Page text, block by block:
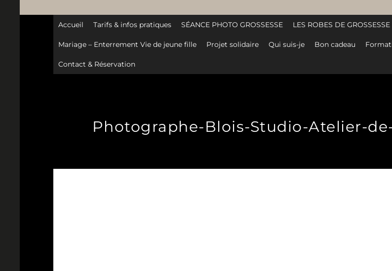
Accueil Tarifs & infos pratiques SÉANCE PHOTO GROSSESSE LES ROBES DE GROSSESSE
Mariage – Enterrement Vie de jeune fille Projet solidaire Qui suis-je Bon cadeau
Contact & Réservation
Photographe-Blois-Studio-Atelier-